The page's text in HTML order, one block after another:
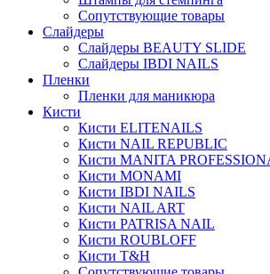
Сопутствующие товары
Слайдеры
Слайдеры BEAUTY SLIDE
Слайдеры IBDI NAILS
Пленки
Пленки для маникюра
Кисти
Кисти ELITENAILS
Кисти NAIL REPUBLIC
Кисти MANITA
Кисти MONAMI
Кисти IBDI NAILS
Кисти NAIL ART
Кисти PATRISA NAIL
Кисти ROUBLOFF
Кисти T&H